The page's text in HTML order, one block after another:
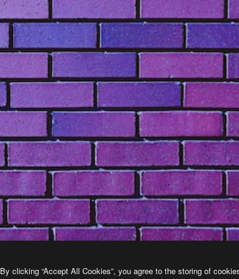
By clicking “Accept All Cookies”, you agree to the storing of